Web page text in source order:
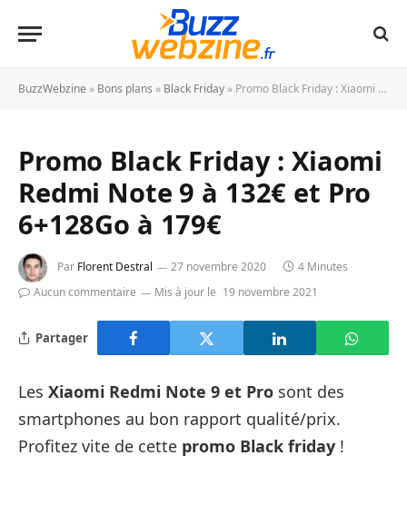
BuzzWebzine » Bons plans » Black Friday » Promo Black Friday : Xiaomi Redmi Note 9 à 132€ et Pro 6+128Go à 179€
Promo Black Friday : Xiaomi
Redmi Note 9 à 132€ et Pro
6+128Go à 179€
Par Florent Destral 27 novembre 2020
4 Minutes
Aucun commentaire
Mis à jour le 19 novembre 2021
Partager
Les Xiaomi Redmi Note 9 et Pro sont des
smartphones au bon rapport qualité/prix.
Profitez vite de cette promo Black friday !